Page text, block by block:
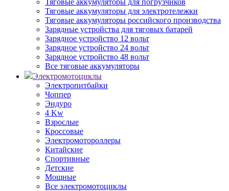
Тяговые аккумуляторы для погрузчиков
Тяговые аккумуляторы для электротележки
Тяговые аккумуляторы российского производства
Зарядные устройства для тяговых батарей
Зарядное устройство 12 вольт
Зарядное устройство 24 вольт
Зарядное устройство 48 вольт
Все тяговые аккумуляторы
Электромотоциклы
Электропитбайки
Чоппер
Эндуро
4 Kw
Взрослые
Кроссовые
Электромотороллеры
Китайские
Спортивные
Детские
Мощные
Все электромотоциклы